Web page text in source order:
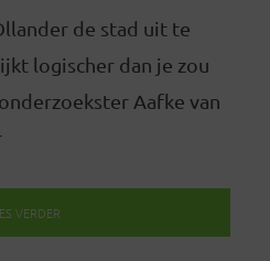
de stad uit te
logischer dan je zou
Aafke van
VERDER